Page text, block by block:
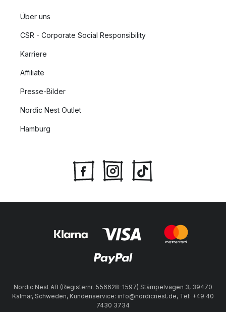
Über uns
CSR - Corporate Social Responsibility
Karriere
Affiliate
Presse-Bilder
Nordic Nest Outlet
Hamburg
Nordic Nest AB (Registernr. 556628-1597) Stämpelvägen 3, 39470
Kalmar, Schweden, Kundenservice: info@nordicnest.de, Tel: +49 40
7430 3734